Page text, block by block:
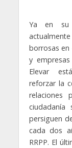
Ya en su
borrosas
y
Elevar
reforzar la
relaciones
persiguen
cada dos
RRPP. El